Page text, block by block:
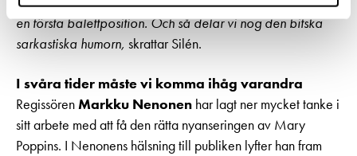
en första balettposition. Och så delar vi nog den bitska
sarkastiska humorn, skrattar Silén.
I svåra tider måste vi komma ihåg varandra
RegissörenMarkku Nenonen har lagt ner mycket tanke i
sitt arbete med att få den rätta nyanseringen av Mary
Poppins. I Nenonens hälsning till publiken lyfter han fram